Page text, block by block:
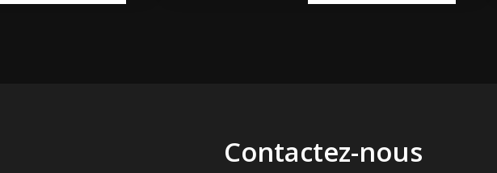
Contactez-nous